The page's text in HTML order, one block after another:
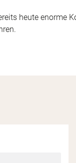
heute enorme